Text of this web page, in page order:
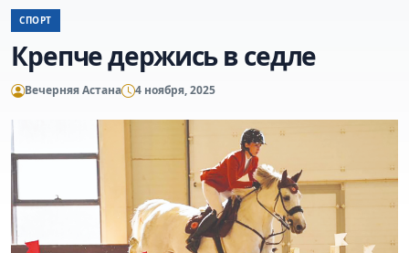
СПОРТ
Крепче держись в седле
Вечерняя Астана 4 ноября, 2025